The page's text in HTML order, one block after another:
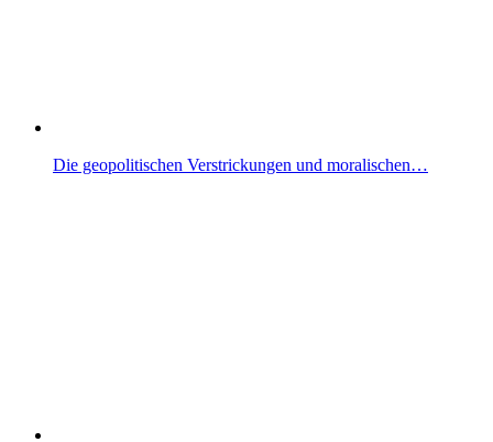
Die geopolitischen Verstrickungen und moralischen…